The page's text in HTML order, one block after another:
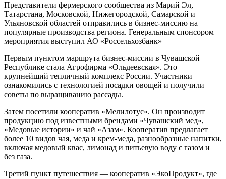
Представители фермерского сообщества из Марий Эл,
Татарстана, Московской, Нижегородской, Самарской и
Ульяновской областей отправились в бизнес-миссию на
популярные производства региона. Генеральным спонсором
мероприятия выступил АО «Россельхозбанк»
Первым пунктом маршрута бизнес-миссии в Чувашской
Республике стала Агрофирма «Ольдеевская». Это
крупнейший тепличный комплекс России. Участники
ознакомились с технологией посадки овощей и получили
советы по выращиванию рассады.
Затем посетили кооператив «Мелилотус». Он производит
продукцию под известными брендами «Чувашский мед»,
«Медовые истории» и чай «Азам». Кооператив предлагает
более 10 видов чая, меда и крем-меда, разнообразные напитки,
включая медовый квас, лимонад и питьевую воду с газом и
без газа.
Третий пункт путешествия — кооператив «ЭкоПродукт», где